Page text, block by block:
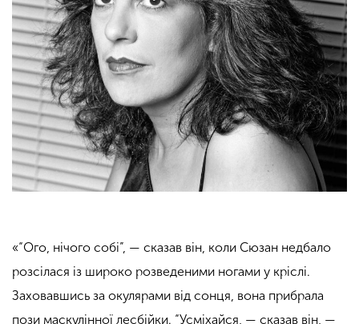
«“Ого, нічого собі”, — сказав він, коли Сюзан недбало
розсілася із широко розведеними ногами у кріслі.
Заховавшись за окулярами від сонця, вона прибрала
пози маскулінної лесбійки. “Усміхайся, — сказав він, —